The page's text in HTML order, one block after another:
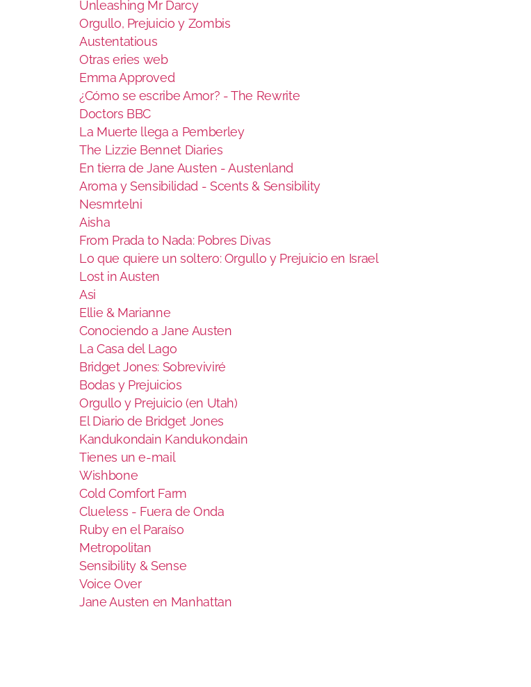
Unleashing Mr Darcy
Orgullo, Prejuicio y Zombis
Austentatious
Otras eries web
Emma Approved
¿Cómo se escribe Amor? - The Rewrite
Doctors BBC
La Muerte llega a Pemberley
The Lizzie Bennet Diaries
En tierra de Jane Austen - Austenland
Aroma y Sensibilidad - Scents & Sensibility
Nesmrtelni
Aisha
From Prada to Nada: Pobres Divas
Lo que quiere un soltero: Orgullo y Prejuicio en Israel
Lost in Austen
Asi
Ellie & Marianne
Conociendo a Jane Austen
La Casa del Lago
Bridget Jones: Sobreviviré
Bodas y Prejuicios
Orgullo y Prejuicio (en Utah)
El Diario de Bridget Jones
Kandukondain Kandukondain
Tienes un e-mail
Wishbone
Cold Comfort Farm
Clueless - Fuera de Onda
Ruby en el Paraíso
Metropolitan
Sensibility & Sense
Voice Over
Jane Austen en Manhattan